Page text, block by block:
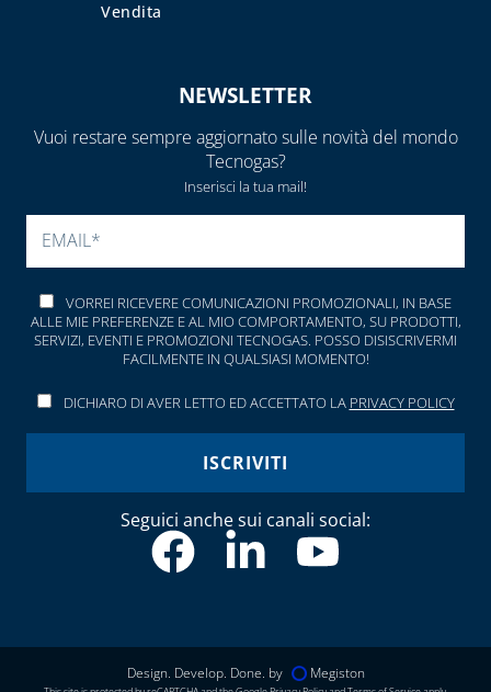
Vendita
NEWSLETTER
Vuoi restare sempre aggiornato sulle novità del mondo
Tecnogas?
Inserisci la tua mail!
VORREI RICEVERE COMUNICAZIONI PROMOZIONALI, IN BASE
ALLE MIE PREFERENZE E AL MIO COMPORTAMENTO, SU PRODOTTI,
SERVIZI, EVENTI E PROMOZIONI TECNOGAS. POSSO DISISCRIVERMI
FACILMENTE IN QUALSIASI MOMENTO!
DICHIARO DI AVER LETTO ED ACCETTATO LA PRIVACY POLICY
Seguici anche sui canali social:
Design. Develop. Done. by Megiston